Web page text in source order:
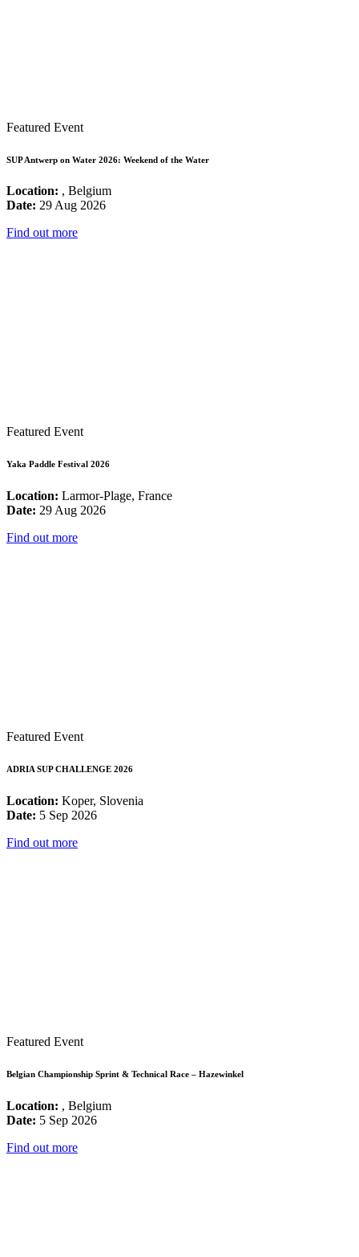
Featured Event
SUP Antwerp on Water 2026: Weekend of the Water
Location: , Belgium
Date: 29 Aug 2026
Find out more
Featured Event
Yaka Paddle Festival 2026
Location: Larmor-Plage, France
Date: 29 Aug 2026
Find out more
Featured Event
ADRIA SUP CHALLENGE 2026
Location: Koper, Slovenia
Date: 5 Sep 2026
Find out more
Featured Event
Belgian Championship Sprint & Technical Race – Hazewinkel
Location: , Belgium
Date: 5 Sep 2026
Find out more